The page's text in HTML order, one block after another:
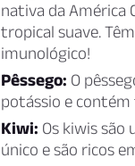
nativa da América
tropical suave.
imunológico!
Pêssego: O
potássio e contém
Kiwi: Os kiwis são
único e são ricos